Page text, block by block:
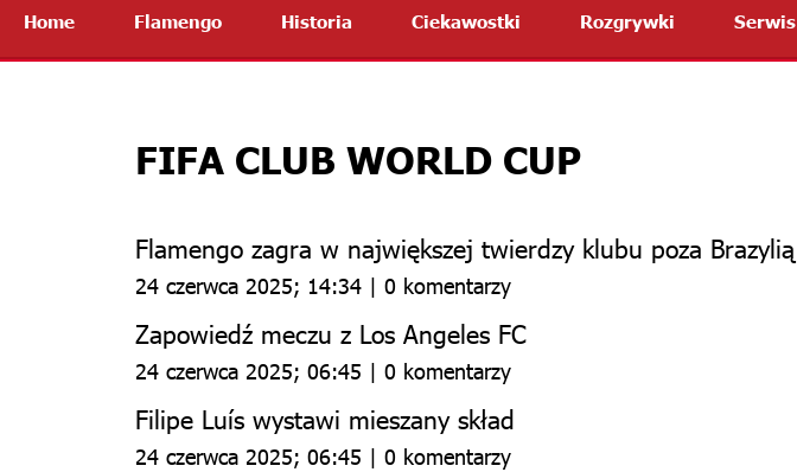
Home Flamengo Historia Ciekawostki Rozgrywki Serwis
FIFA CLUB WORLD CUP
Flamengo zagra w największej twierdzy klubu poza Brazylią
24 czerwca 2025; 14:34 | 0 komentarzy
Zapowiedź meczu z Los Angeles FC
24 czerwca 2025; 06:45 | 0 komentarzy
Filipe Luís wystawi mieszany skład
24 czerwca 2025; 06:45 | 0 komentarzy